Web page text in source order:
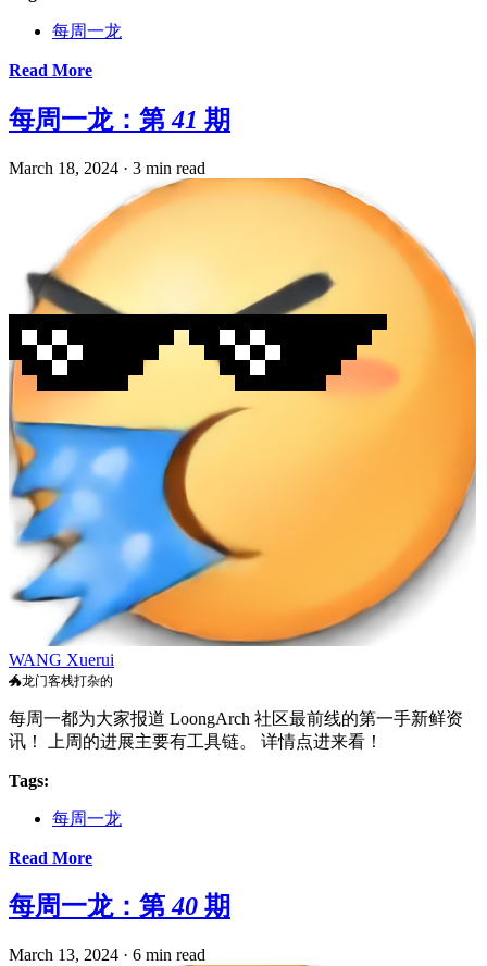
每周一龙
Read More
每周一龙：第 41 期
March 18, 2024 · 3 min read
WANG Xuerui
🐲龙门客栈打杂的
每周一都为大家报道 LoongArch 社区最前线的第一手新鲜资
讯！ 上周的进展主要有工具链。 详情点进来看！
Tags:
每周一龙
Read More
每周一龙：第 40 期
March 13, 2024 · 6 min read